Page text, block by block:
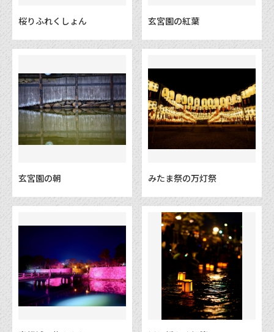
桜りふれくしょん 玄宮園の紅葉
玄宮園の朝 みたま祭の万灯祭